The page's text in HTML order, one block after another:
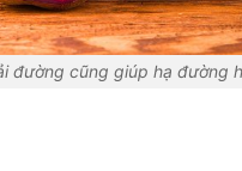
đường cũng giúp hạ đường